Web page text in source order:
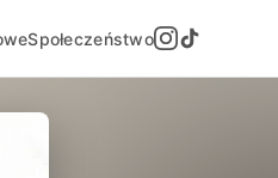
Społeczeństwo